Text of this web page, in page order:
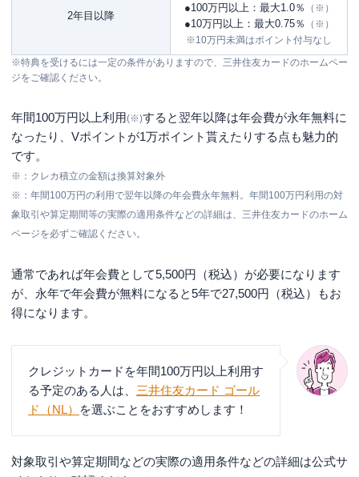
2年目以降
●100万円以上：最大1.0％
（※）
●10万円以上：最大0.75％
（※）
※10万円未満はポイント付与なし
※特典を受けるには一定の条件がありますので、三井住友カードのホームペー
ジをご確認ください。
年間100万円以上利用(※)すると翌年以降は年会費が永年無料に
なったり、Vポイントが1万ポイント貰えたりする点も魅力的
です。
※：クレカ積立の金額は換算対象外
※：年間100万円の利用で翌年以降の年会費永年無料。年間100万円利用の対
象取引や算定期間等の実際の適用条件などの詳細は、三井住友カードのホーム
ページを必ずご確認ください。
通常であれば年会費として5,500円（税込）が必要になります
が、永年で年会費が無料になると5年で27,500円（税込）もお
得になります。
クレジットカードを年間100万円以上利用す
る予定のある人は、 三井住友カード ゴール
ド（NL）
を選ぶことをおすすめします！
対象取引や算定期間などの実際の適用条件などの詳細は公式サ